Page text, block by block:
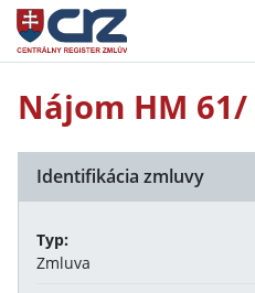
Nájom HM
Identifikácia zmluvy
Typ:
Zmluva